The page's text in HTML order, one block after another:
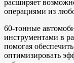
расширяет
операциями из
60-тонные
инструментами в
помогая
оптимизировать